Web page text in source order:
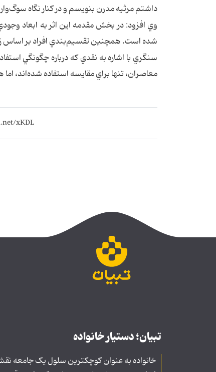
داشتم مرثيه مدرن بنويسم و در كنار نگاه
وي افزود: در بخش مقدمه اين اثر به ابعاد
شده است. همچنين تقسيم‌بندي افراد بر اساس
سنگري با اشاره به نقدي كه درباره چگونگي
معاصران، تنها براي مقايسه استفاده شده‌اند،
تبیان؛ دستیار خانواده
خانواده به عنوان کوچکترین سلول یک جامعه